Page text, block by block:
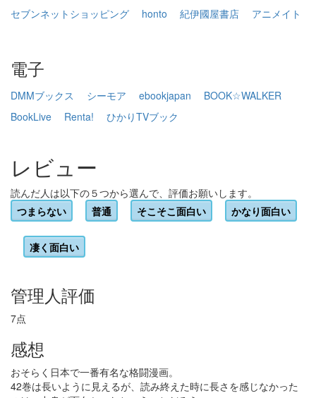
セブンネットショッピング
honto 紀伊國屋書店 アニメイト
電子
DMMブックス シーモア ebookjapan
BOOK☆WALKER
BookLive
Renta! ひかりTVブック
レビュー
読んだ人は以下の５つから選んで、評価お願いします。
つまらない
普通 そこそこ面白い かなり面白い
凄く面白い
管理人評価
7点
感想
おそらく日本で一番有名な格闘漫画。
42巻は長いように見えるが、読み終えた時に長さを感じなかった